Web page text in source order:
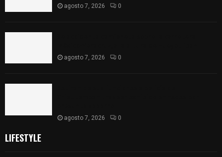
agosto 7, 2026 0
agosto 7, 2026 0
agosto 7, 2026 0
LIFESTYLE